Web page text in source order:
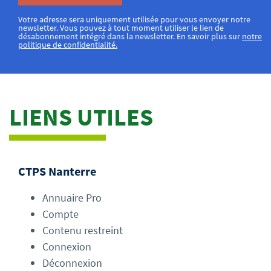
Votre adresse sera uniquement utilisée pour vous envoyer notre
newsletter. Vous pouvez à tout moment utiliser le lien de
désabonnement intégré dans la newsletter. En savoir plus sur notre
politique de confidentialité.
LIENS UTILES
CTPS Nanterre
Annuaire Pro
Compte
Contenu restreint
Connexion
Déconnexion